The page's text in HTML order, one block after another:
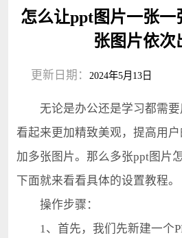
怎么让ppt图片一张一
张图片依次
更新日期： 2024年5月13日
无论是办公还是学习都需要
看起来更加精致美观，提高用
加多张图片。那么多张ppt图片
下面就来看看具体的设置教程。
操作步骤：
1、首先，我们先新建一个